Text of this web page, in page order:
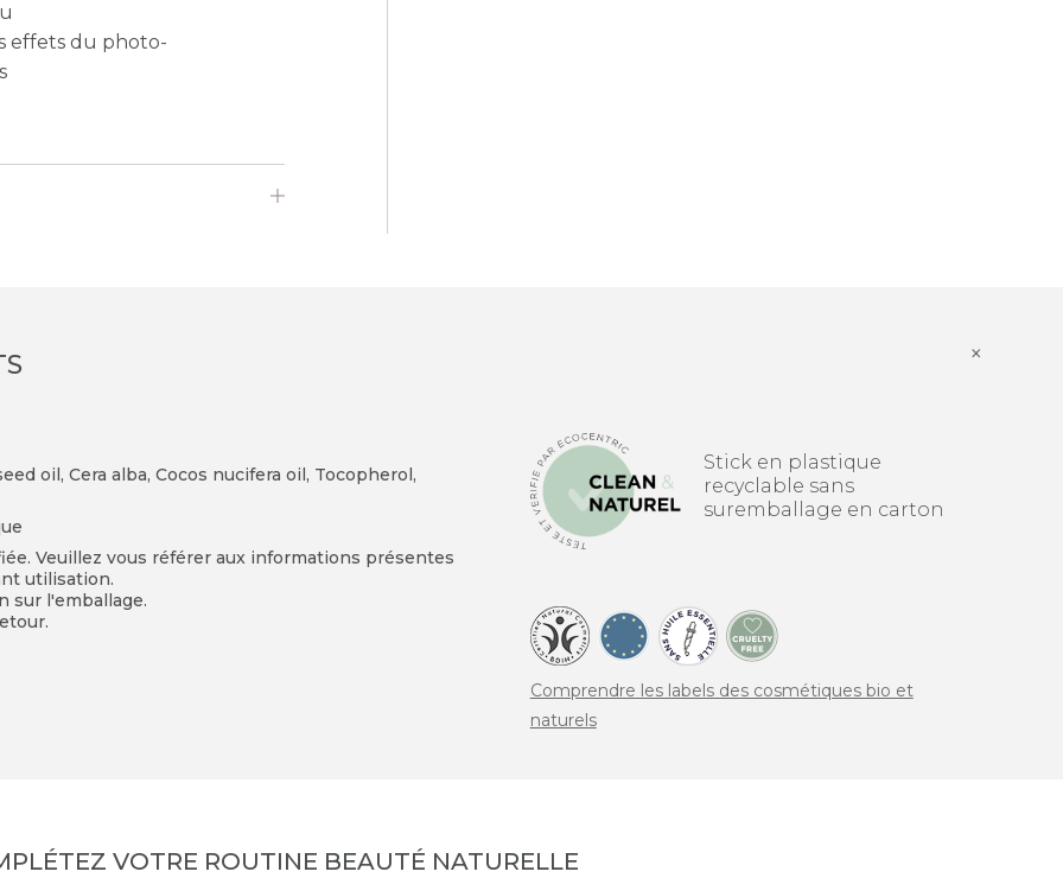
effets du photo-
×
oil, Cera alba, Cocos nucifera oil, Tocopherol,
Veuillez vous référer aux informations présentes
utilisation.
sur l'emballage.
Stick en plastique
recyclable sans
suremballage en carton
Comprendre les labels des cosmétiques bio et
naturels
VOTRE ROUTINE BEAUTÉ NATURELLE